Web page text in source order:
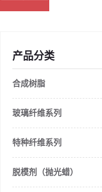
产品分类
合成树脂
玻璃纤维系列
特种纤维系列
脱模剂（抛光蜡）